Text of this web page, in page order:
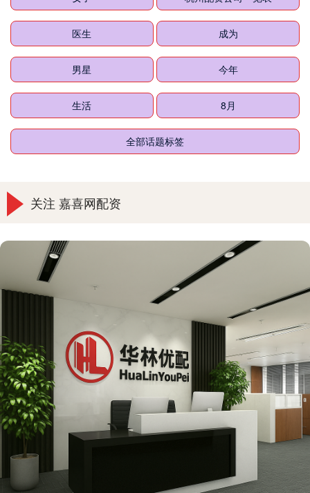
医生 成为
男星 今年
生活 8月
全部话题标签
关注 嘉喜网配资